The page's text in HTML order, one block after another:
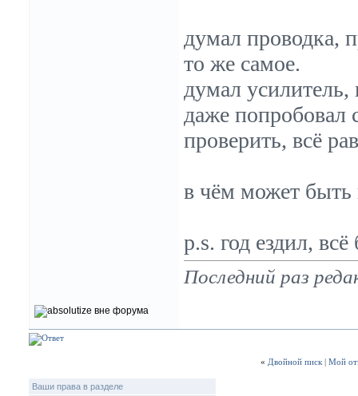
думал проводка,
то же самое.
думал усилитель,
даже попробовал
проверить, всё
в чём может
p.s. год ездил,
Последний раз
« Двойной писк| Мой
Ваши права в разделе